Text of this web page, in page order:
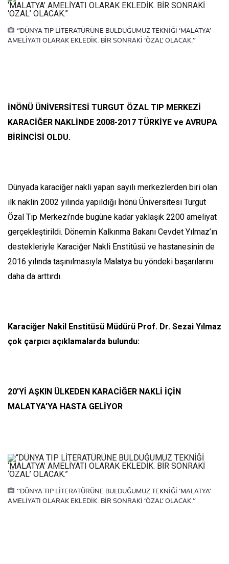
“DÜNYA TIP LİTERATÜRÜNE BULDUĞUMUZ TEKNİĞİ ‘MALATYA’
AMELİYATI OLARAK EKLEDİK. BİR SONRAKİ ‘ÖZAL’ OLACAK.”
İNÖNÜ ÜNİVERSİTESİ TURGUT ÖZAL TIP MERKEZİ
KARACİĞER NAKLİNDE 2008-2017 TÜRKİYE ve AVRUPA
BİRİNCİSİ OLDU.
Dünyada karaciğer nakli yapan sayılı merkezlerden biri olan
ilk naklin 2002 yılında yapıldığı İnönü Üniversitesi Turgut
Özal Tıp Merkezi’nde bugüne kadar yaklaşık 2200 ameliyat
gerçekleştirildi. Dönemin Kalkınma Bakanı Cevdet Yılmaz’ın
destekleriyle Karaciğer Nakli Enstitüsü ve hastanesinin de
2016 yılında taşınılmasıyla Malatya bu yöndeki başarılarını
daha da arttırdı.
Karaciğer Nakil Enstitüsü Müdürü Prof. Dr. Sezai Yılmaz
çok çarpıcı açıklamalarda bulundu:
20’Yİ AŞKIN ÜLKEDEN KARACİĞER NAKLİ İÇİN
MALATYA’YA HASTA GELİYOR
“DÜNYA TIP LİTERATÜRÜNE BULDUĞUMUZ TEKNİĞİ ‘MALATYA’
AMELİYATI OLARAK EKLEDİK. BİR SONRAKİ ‘ÖZAL’ OLACAK.”